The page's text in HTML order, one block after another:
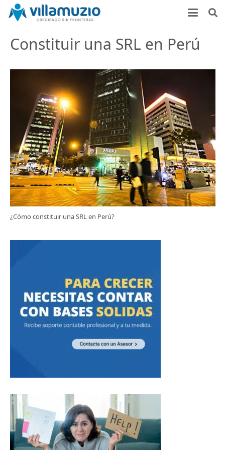
Constituir una SRL en Perú
¿Cómo constituir una SRL en Perú?